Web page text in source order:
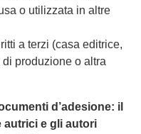
o utilizzata in altre
a terzi (casa editrice,
produzione o altra
d’adesione: il
autrici e gli autori